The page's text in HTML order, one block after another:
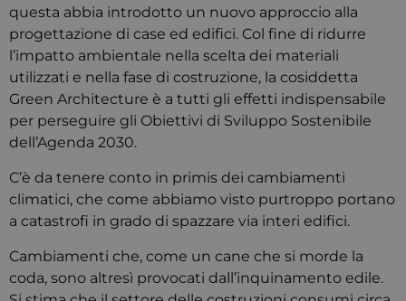
questa abbia introdotto un nuovo approccio alla
progettazione di case ed edifici. Col fine di ridurre
l’impatto ambientale nella scelta dei materiali
utilizzati e nella fase di costruzione, la cosiddetta
Green Architecture è a tutti gli effetti indispensabile
per perseguire gli Obiettivi di Sviluppo Sostenibile
dell’Agenda 2030.
C’è da tenere conto in primis dei cambiamenti
climatici, che come abbiamo visto purtroppo portano
a catastrofi in grado di spazzare via interi edifici.
Cambiamenti che, come un cane che si morde la
coda, sono altresì provocati dall’inquinamento edile.